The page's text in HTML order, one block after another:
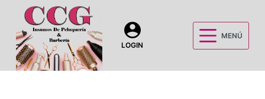
LOGIN
MENÚ